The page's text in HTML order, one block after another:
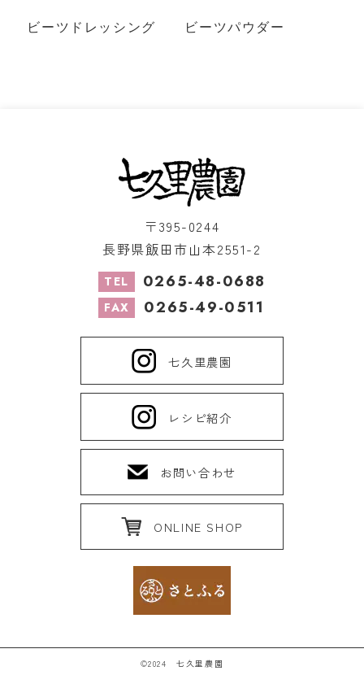
ビーツドレッシング ビーツパウダー
〒395-0244
長野県飯田市山本2551-2
TEL 0265-48-0688
FAX 0265-49-0511
七久里農園
レシピ紹介
お問い合わせ
ONLINE SHOP
©2024 七久里農園